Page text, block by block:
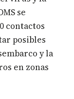
se
contactos
posibles
y la
en zonas